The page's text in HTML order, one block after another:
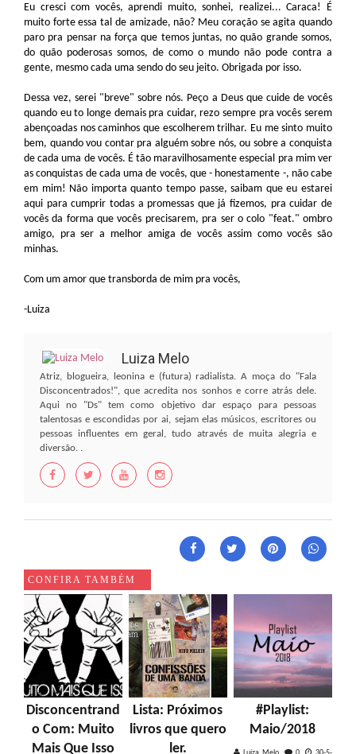
Eu cresci com vocês, aprendi muito, sonhei, realizei... Caraca! É
muito forte essa tal de amizade, não? Meu coração se agita quando
paro pra pensar na força que temos juntas, no quão grande somos,
do quão poderosas somos, de como o mundo não pode contra a
gente, mesmo cada uma sendo do seu jeito. Obrigada por isso.
Dessa vez, serei "breve" sobre nós. Peço a Deus que cuide de vocês
quando eu to longe demais pra cuidar, rezo sempre pra vocês serem
abençoadas nos caminhos que escolherem trilhar. Eu me sinto muito
bem, quando vou contar pra alguém sobre nós, ou sobre a conquista
de cada uma de vocês. É tão maravilhosamente especial pra mim ver
as conquistas de cada uma de vocês, que - honestamente -, não cabe
em mim! Não importa quanto tempo passe, saibam que eu estarei
aqui para cumprir todas a promessas que já fizemos, pra cuidar de
vocês da forma que vocês precisarem, pra ser o colo "feat." ombro
amigo, pra ser a melhor amiga de vocês assim como vocês são
minhas.
Com um amor que transborda de mim pra vocês,
-Luiza
Luiza Melo
Atriz, blogueira, leonina e (futura) radialista. A moça do "Fala
Disconcentrados!", que acredita nos sonhos e corre atrás dele.
Aqui no "Ds" tem como objetivo dar espaço para pessoas
talentosas e escondidas por ai, sejam elas músicos, escritores ou
pessoas influentes em geral, tudo através de muita alegria e
diversão. .
CONFIRA TAMBÉM
Disconcentrand
o Com: Muito
Mais Que Isso
Lista: Próximos
livros que quero
ler.
#Playlist:
Maio/2018